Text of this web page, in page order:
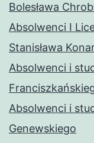
Bolesława
Absolwenci I
Stanisława
Absolwenci i
Absolwenci i
Genewskiego